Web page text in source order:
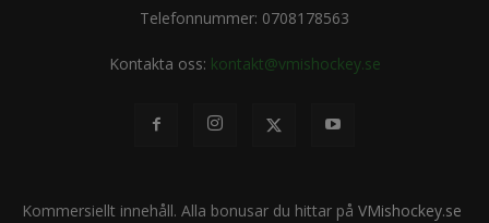
Telefonnummer: 0708178563
Kontakta oss: kontakt@vmishockey.se
Kommersiellt innehåll. Alla bonusar du hittar på VMishockey.se